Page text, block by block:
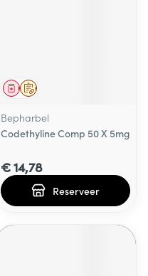
Op voorschrift
Geneesmiddel
Bepharbel
Codethyline Comp 50 X 5mg
€ 14,78
Reserveer